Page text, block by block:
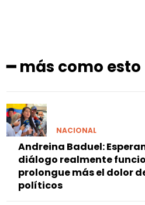
━ más como esto
NACIONAL
Andreina Baduel:
diálogo realmente
prolongue más el dolor
políticos